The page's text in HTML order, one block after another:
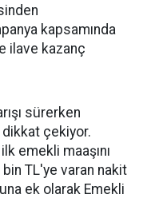
kapsamında
ilave kazanç
sürerken
dikkat çekiyor.
emekli maaşını
TL'ye varan nakit
ek olarak Emekli